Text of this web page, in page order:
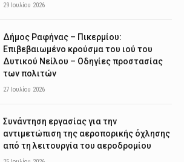
29 Ιουλίου 2026
Δήμος Ραφήνας – Πικερμίου:
Επιβεβαιωμένο κρούσμα του ιού του
Δυτικού Νείλου – Οδηγίες προστασίας
των πολιτών
27 Ιουλίου 2026
Συνάντηση εργασίας για την
αντιμετώπιση της αεροπορικής όχλησης
από τη λειτουργία του αεροδρομίου